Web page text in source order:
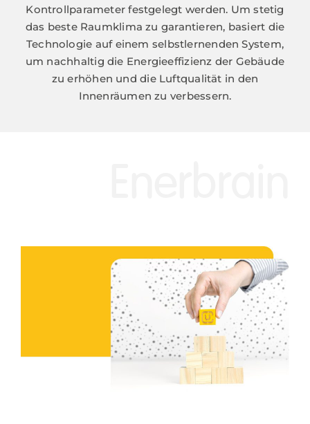
Kontrollparameter festgelegt werden. Um stetig
das beste Raumklima zu garantieren, basiert die
Technologie auf einem selbstlernenden System,
um nachhaltig die Energieeffizienz der Gebäude
zu erhöhen und die Luftqualität in den
Innenräumen zu verbessern.